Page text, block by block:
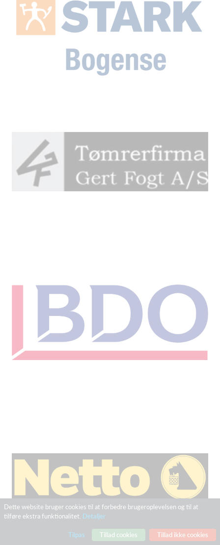
Dette website bruger cookies til at forbedre brugeroplevelsen og til at
tilføre ekstra funktionalitet. Detaljer
Tillad ikke cookies
Tillad cookies
Tilpas